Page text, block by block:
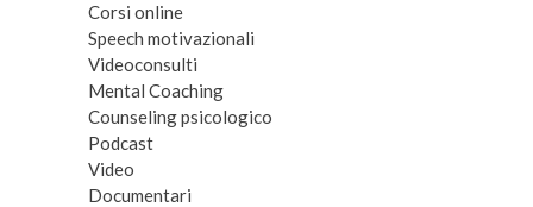
Corsi online
Speech motivazionali
Videoconsulti
Mental Coaching
Counseling psicologico
Podcast
Video
Documentari